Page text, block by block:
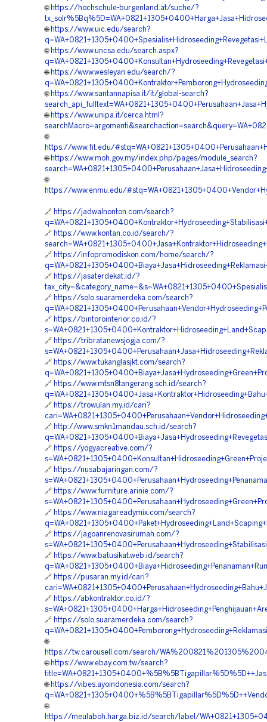
🌐 https://hochschule-burgenland.at/suche/?
🌐 https://www.uic.edu/search?
🌐 https://www.uncsa.edu/search.aspx?
🌐 https://www.wesleyan.edu/search/?
🌐 https://www.santannapisa.it/it/global-search?
🌐 https://www.unipa.it/cerca.html?
🌐
https://www.fit.edu/
🌐 https://www.moh.gov.my/index.php/pages/module_search?
🌐
https://www.enmu.edu/
🔗 https://jadwalnonton.com/search?
🔗 https://www.kontan.co.id/search/?
🔗 https://infopromodiskon.com/home/search/?
🔗 https://jasaterdekat.id/?
🔗 https://solo.suaramerdeka.com/search?
🔗 https://bintorointerior.co.id/?
🔗 https://tribratanewsjogja.com/?
🔗 https://www.tukanglasjkt.com/search?
🔗 https://www.mtsn8tangerang.sch.id/search?
🔗 https://trowulan.my.id/cari?
🔗 http://www.smkn1mandau.sch.id/search?
🔗 https://yogyacreative.com/?
🔗 https://nusabajaringan.com/?
🔗 https://www.furniture.arinie.com/?
🔗 https://www.niagareadymix.com/search?
🔗 https://jagoanrenovasirumah.com/?
🔗 https://www.batusikat.web.id/search?
🔗 https://pusaran.my.id/cari?
🔗 https://abkontraktor.co.id/?
🔗 https://solo.suaramerdeka.com/search?
🌐
https://tw.carousell.com/search/
🌐 https://www.ebay.com.tw/search?
🌐 https://vibes.ayoindonesia.com/search?
🌐
https://meulaboh.harga.biz.id/search/label/